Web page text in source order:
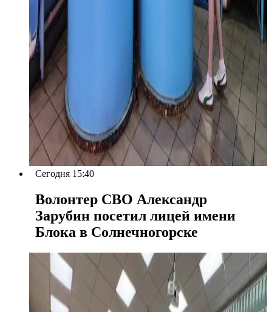
Сегодня 15:40
Волонтер СВО Александр
Зарубин посетил лицей имени
Блока в Солнечногорске